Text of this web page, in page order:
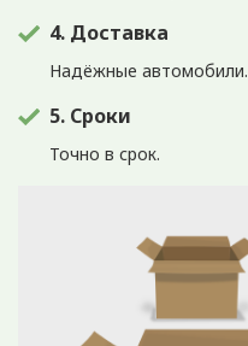
4. Доставка
Надёжные автомобили.
5. Сроки
Точно в срок.